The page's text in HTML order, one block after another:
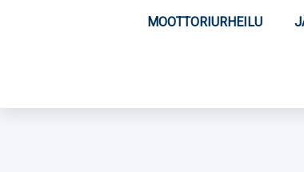
MOOTTORIURHEILU